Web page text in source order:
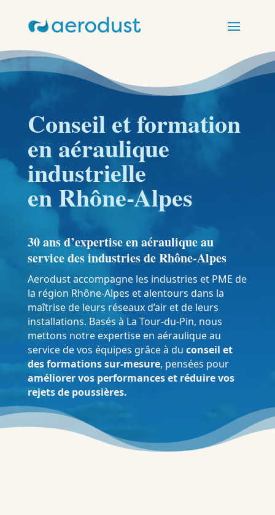
Conseil et formation
en aéraulique
industrielle
en Rhône-Alpes
30 ans d’expertise en aéraulique au
service des industries de Rhône-Alpes
Aerodust accompagne les industries et PME de
la région Rhône-Alpes et alentours dans la
maîtrise de leurs réseaux d’air et de leurs
installations. Basés à La Tour-du-Pin, nous
mettons notre expertise en aéraulique au
service de vos équipes grâce à du conseil et
des formations sur-mesure, pensées pour
améliorer vos performances et réduire vos
rejets de poussières.